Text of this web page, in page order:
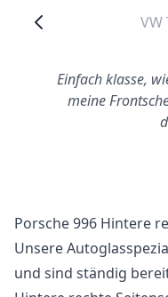
VW
Einfach klasse,
meine
Porsche 996 Hintere
Unsere
und sind ständig